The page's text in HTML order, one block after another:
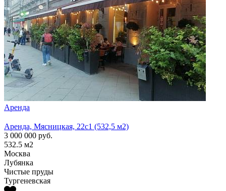
Аренда
Аренда, Мясницкая, 22с1 (532,5 м2)
3 000 000 руб.
532.5 м2
Москва
Лубянка
Чистые пруды
Тургеневская